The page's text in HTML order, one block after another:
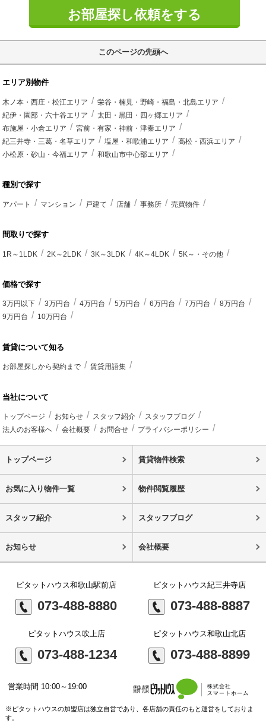
お部屋探し依頼をする
このページの先頭へ
エリア別物件
木ノ本・西庄・松江エリア
栄谷・楠見・野崎・福島・北島エリア
紀伊・園部・六十谷エリア
太田・黒田・四ヶ郷エリア
布施屋・小倉エリア
宮前・有家・神前・津秦エリア
紀三井寺・三葛・名草エリア
塩屋・和歌浦エリア
高松・西浜エリア
小松原・砂山・今福エリア
和歌山市中心部エリア
種別で探す
アパート マンション 戸建て 店舗 事務所 売買物件
間取りで探す
1R～1LDK 2K～2LDK 3K～3LDK 4K～4LDK 5K～・その他
価格で探す
3万円以下 3万円台 4万円台 5万円台 6万円台 7万円台
8万円台
9万円台
10万円台
賃貸について知る
お部屋探しから契約まで 賃貸用語集
当社について
トップページ お知らせ スタッフ紹介
スタッフブログ
法人のお客様へ
会社概要 お問合せ プライバシーポリシー
トップページ 賃貸物件検索
お気に入り物件一覧 物件閲覧履歴
スタッフ紹介 スタッフブログ
お知らせ 会社概要
ピタットハウス和歌山駅前店
073-488-8880
ピタットハウス紀三井寺店
073-488-8887
ピタットハウス吹上店
073-488-1234
ピタットハウス和歌山北店
073-488-8899
営業時間 10:00～19:00
※ピタットハウスの加盟店は独立自営であり、各店舗の責任のもと運営をしておりま
す。